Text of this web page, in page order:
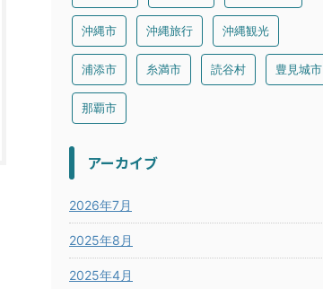
沖縄市 沖縄旅行 沖縄観光
浦添市 糸満市 読谷村 豊見城市
那覇市
アーカイブ
2026年7月
2025年8月
2025年4月